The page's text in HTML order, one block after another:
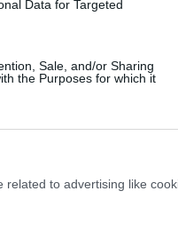
Data for Targeted
Sale, and/or Sharing
the Purposes for which it
to advertising like
tue foto